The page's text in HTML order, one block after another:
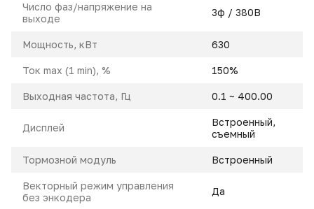
Число фаз/напряжение на
выходе
3ф / 380В
Мощность, кВт 630
Ток max (1 min), % 150%
Выходная частота, Гц 0.1 ~ 400.00
Дисплей
Встроенный,
съемный
Тормозной модуль Встроенный
Векторный режим управления
без энкодера
Да